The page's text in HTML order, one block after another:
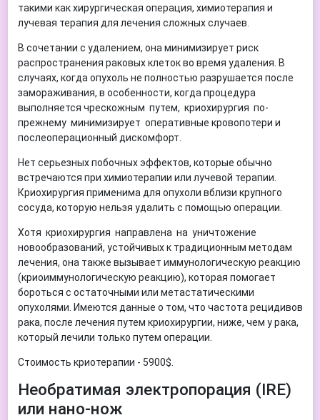
такими как хирургическая операция, химиотерапия и
лучевая терапия для лечения сложных случаев.
В сочетании с удалением, она минимизирует риск
распространения раковых клеток во время удаления. В
случаях, когда опухоль не полностью разрушается после
замораживания, в особенности, когда процедура
выполняется чрескожным путем, криохирургия по-
прежнему минимизирует оперативные кровопотери и
послеоперационный дискомфорт.
Нет серьезных побочных эффектов, которые обычно
встречаются при химиотерапии или лучевой терапии.
Криохирургия применима для опухоли вблизи крупного
сосуда, которую нельзя удалить с помощью операции.
Хотя криохирургия направлена на уничтожение
новообразований, устойчивых к традиционным методам
лечения, она также вызывает иммунологическую реакцию
(криоиммунологическую реакцию), которая помогает
бороться с остаточными или метастатическими
опухолями. Имеются данные о том, что частота рецидивов
рака, после лечения путем криохирургии, ниже, чем у рака,
который лечили только путем операции.
Стоимость криотерапии - 5900$.
Необратимая электропорация (IRE)
или нано-нож